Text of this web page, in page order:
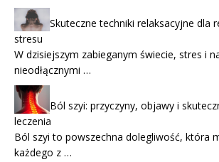
Skuteczne techniki relaksacyjne dla
stresu
W dzisiejszym zabieganym świecie, stres i
nieodłącznymi …
Ból szyi: przyczyny, objawy i
leczenia
Ból szyi to powszechna dolegliwość, która
każdego z …